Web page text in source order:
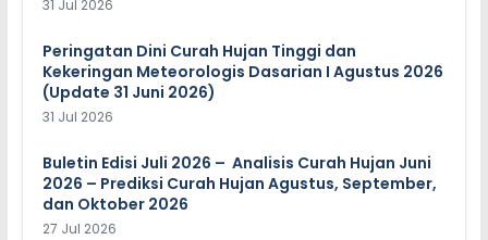
31 Jul 2026
Peringatan Dini Curah Hujan Tinggi dan
Kekeringan Meteorologis Dasarian I Agustus 2026
(Update 31 Juni 2026)
31 Jul 2026
Buletin Edisi Juli 2026 – Analisis Curah Hujan Juni
2026 – Prediksi Curah Hujan Agustus, September,
dan Oktober 2026
27 Jul 2026